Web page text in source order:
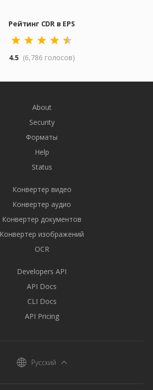
Рейтинг CDR в EPS
4.5 (6,786 голосов)
About
Security
Форматы
Help
Status
Конвертер видео
Конвертер аудио
Конвертер документов
Конвертер изображений
OCR
Developers API
API Docs
CLI Docs
API Pricing
Русский